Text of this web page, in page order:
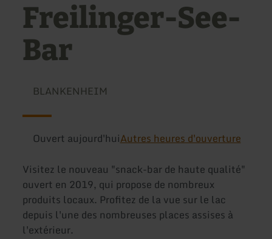
Freilinger-See-
Bar
BLANKENHEIM
Ouvert aujourd'huiAutres heures d'ouverture
Visitez le nouveau "snack-bar de haute qualité"
ouvert en 2019, qui propose de nombreux
produits locaux. Profitez de la vue sur le lac
depuis l'une des nombreuses places assises à
l'extérieur.